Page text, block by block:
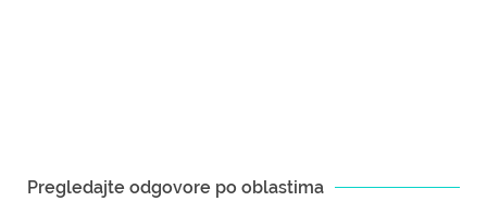
Pregledajte odgovore po oblastima